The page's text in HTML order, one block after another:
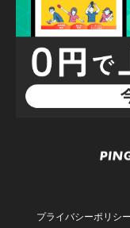
プライバシーポリシー